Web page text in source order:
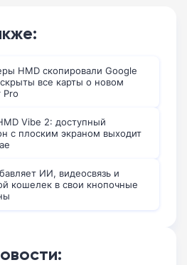
HMD скопировали Google
все карты о новом
Pro
Vibe 2: доступный
с плоским экраном выходит
ИИ, видеосвязь и
кошелек в свои кнопочные